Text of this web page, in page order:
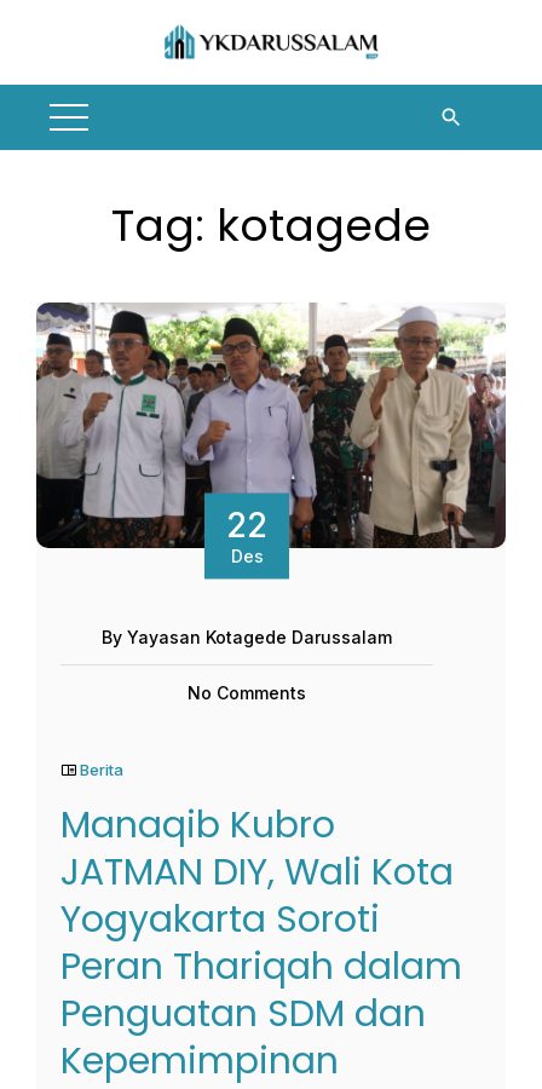
Tag: kotagede
22
Des
By Yayasan Kotagede Darussalam
No Comments
Berita
Manaqib Kubro
JATMAN DIY, Wali Kota
Yogyakarta Soroti
Peran Thariqah dalam
Penguatan SDM dan
Kepemimpinan